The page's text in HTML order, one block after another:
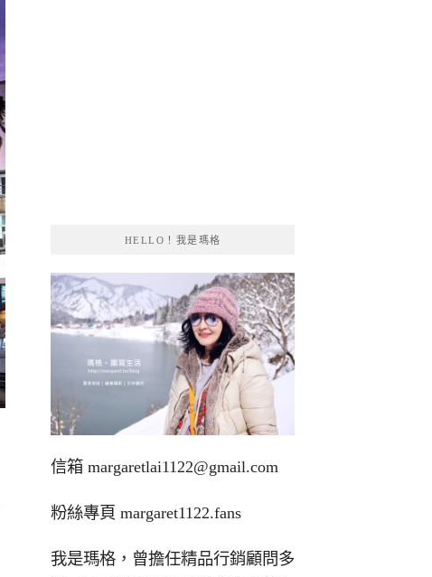
HELLO！我是瑪格
信箱 margaretlai1122@gmail.com
粉絲專頁 margaret1122.fans
我是瑪格，曾擔任精品行銷顧問多